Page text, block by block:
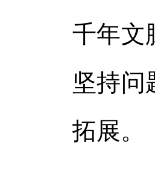
千年文
坚持问
拓展。